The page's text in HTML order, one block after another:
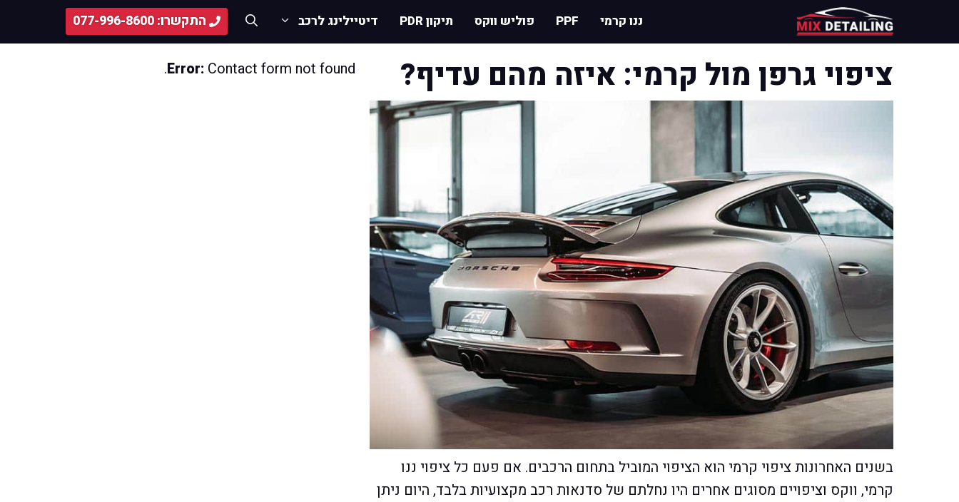
ננו קרמי PPF פוליש ווקס תיקון PDR דיטיילינג לרכב התקשרו: 077-996-8600
ציפוי גרפן מול קרמי: איזה מהם עדיף?
בשנים האחרונות ציפוי קרמי הוא הציפוי המוביל בתחום הרכבים. אם פעם כל ציפוי ננו
קרמי, ווקס וציפויים מסוגים אחרים היו נחלתם של סדנאות רכב מקצועיות בלבד, היום ניתן
Error: Contact form not found.